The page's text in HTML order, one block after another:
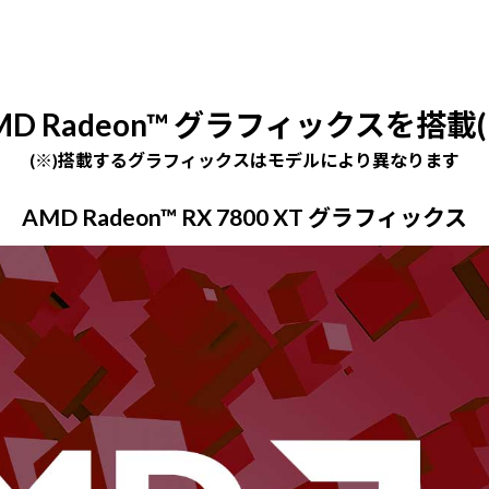
Radeon™ グラフィックスを搭
(※)搭載するグラフィックスはモデルにより異なります
AMD Radeon™ RX 7800 XT グラフィックス